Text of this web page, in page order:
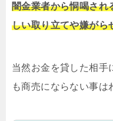
闇金業者から恫喝され
しい取り立てや嫌がら
当然お金を貸した相手
も商売にならない事は